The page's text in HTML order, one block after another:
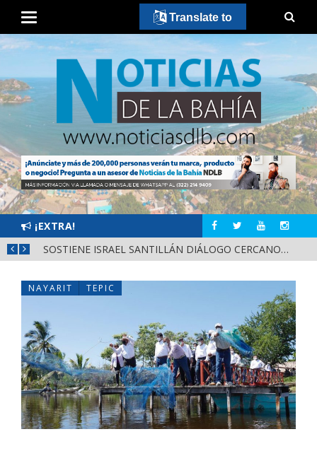
¡EXTRA!
SOSTIENE ISRAEL SANTILLÁN DIÁLOGO CERCANO CON HABITANTES DE LA CALLE 2 DE OCTUBRE
NAYARIT TEPIC
Translate to